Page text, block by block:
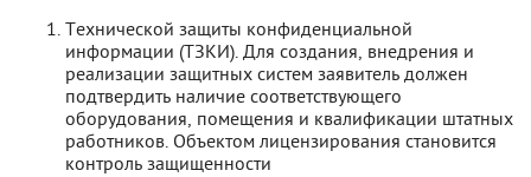
Технической защиты конфиденциальной
информации (ТЗКИ). Для создания, внедрения и
реализации защитных систем заявитель должен
подтвердить наличие соответствующего
оборудования, помещения и квалификации штатных
работников. Объектом лицензирования становится
контроль защищенности